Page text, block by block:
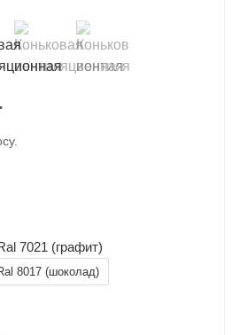
7021 (графит)
8017 (шоколад)